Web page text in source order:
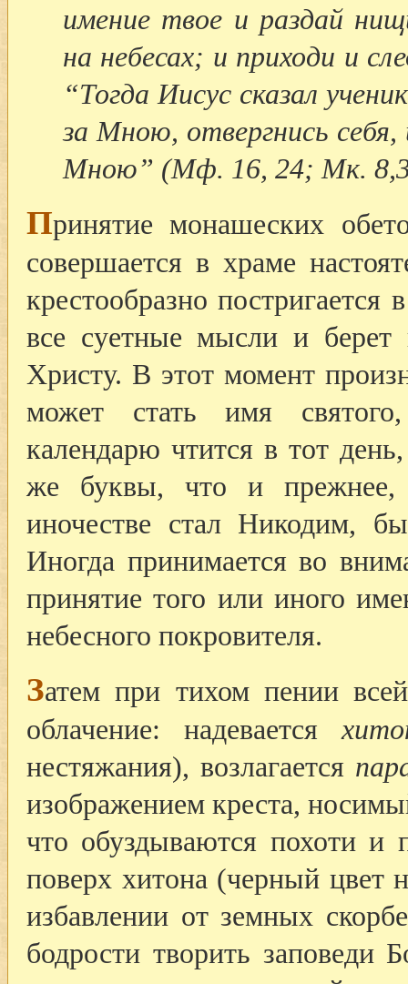
имение твое и раздай
на небесах; и приходи и
“Тогда Иисус сказал
за Мною, отвергнись себя,
Мною” (Мф. 16, 24; Мк.
Принятие монашеских
совершается в храме
крестообразно постригается
все суетные мысли и берет
Христу. В этот момент
может стать имя
календарю чтится в тот
же буквы, что и
иночестве стал Никодим,
Иногда принимается во
принятие того или иного
небесного покровителя.
Затем при тихом пении
облачение: надевается
нестяжания), возлагается
изображением креста,
что обуздываются похоти и
поверх хитона (черный цвет
избавлении от земных
бодрости творить